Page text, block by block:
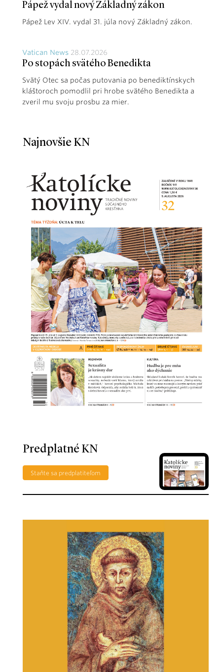
Pápež vydal nový Základný zákon
Pápež Lev XIV. vydal 31. júla nový Základný zákon.
Vatican News 28.07.2026
Po stopách svätého Benedikta
Svätý Otec sa počas putovania po benediktínskych
kláštoroch pomodlil pri hrobe svätého Benedikta a
zveril mu svoju prosbu za mier.
Najnovšie KN
Predplatné KN
Staňte sa predplatiteľom